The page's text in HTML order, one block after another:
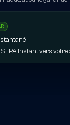
Instant vers votre